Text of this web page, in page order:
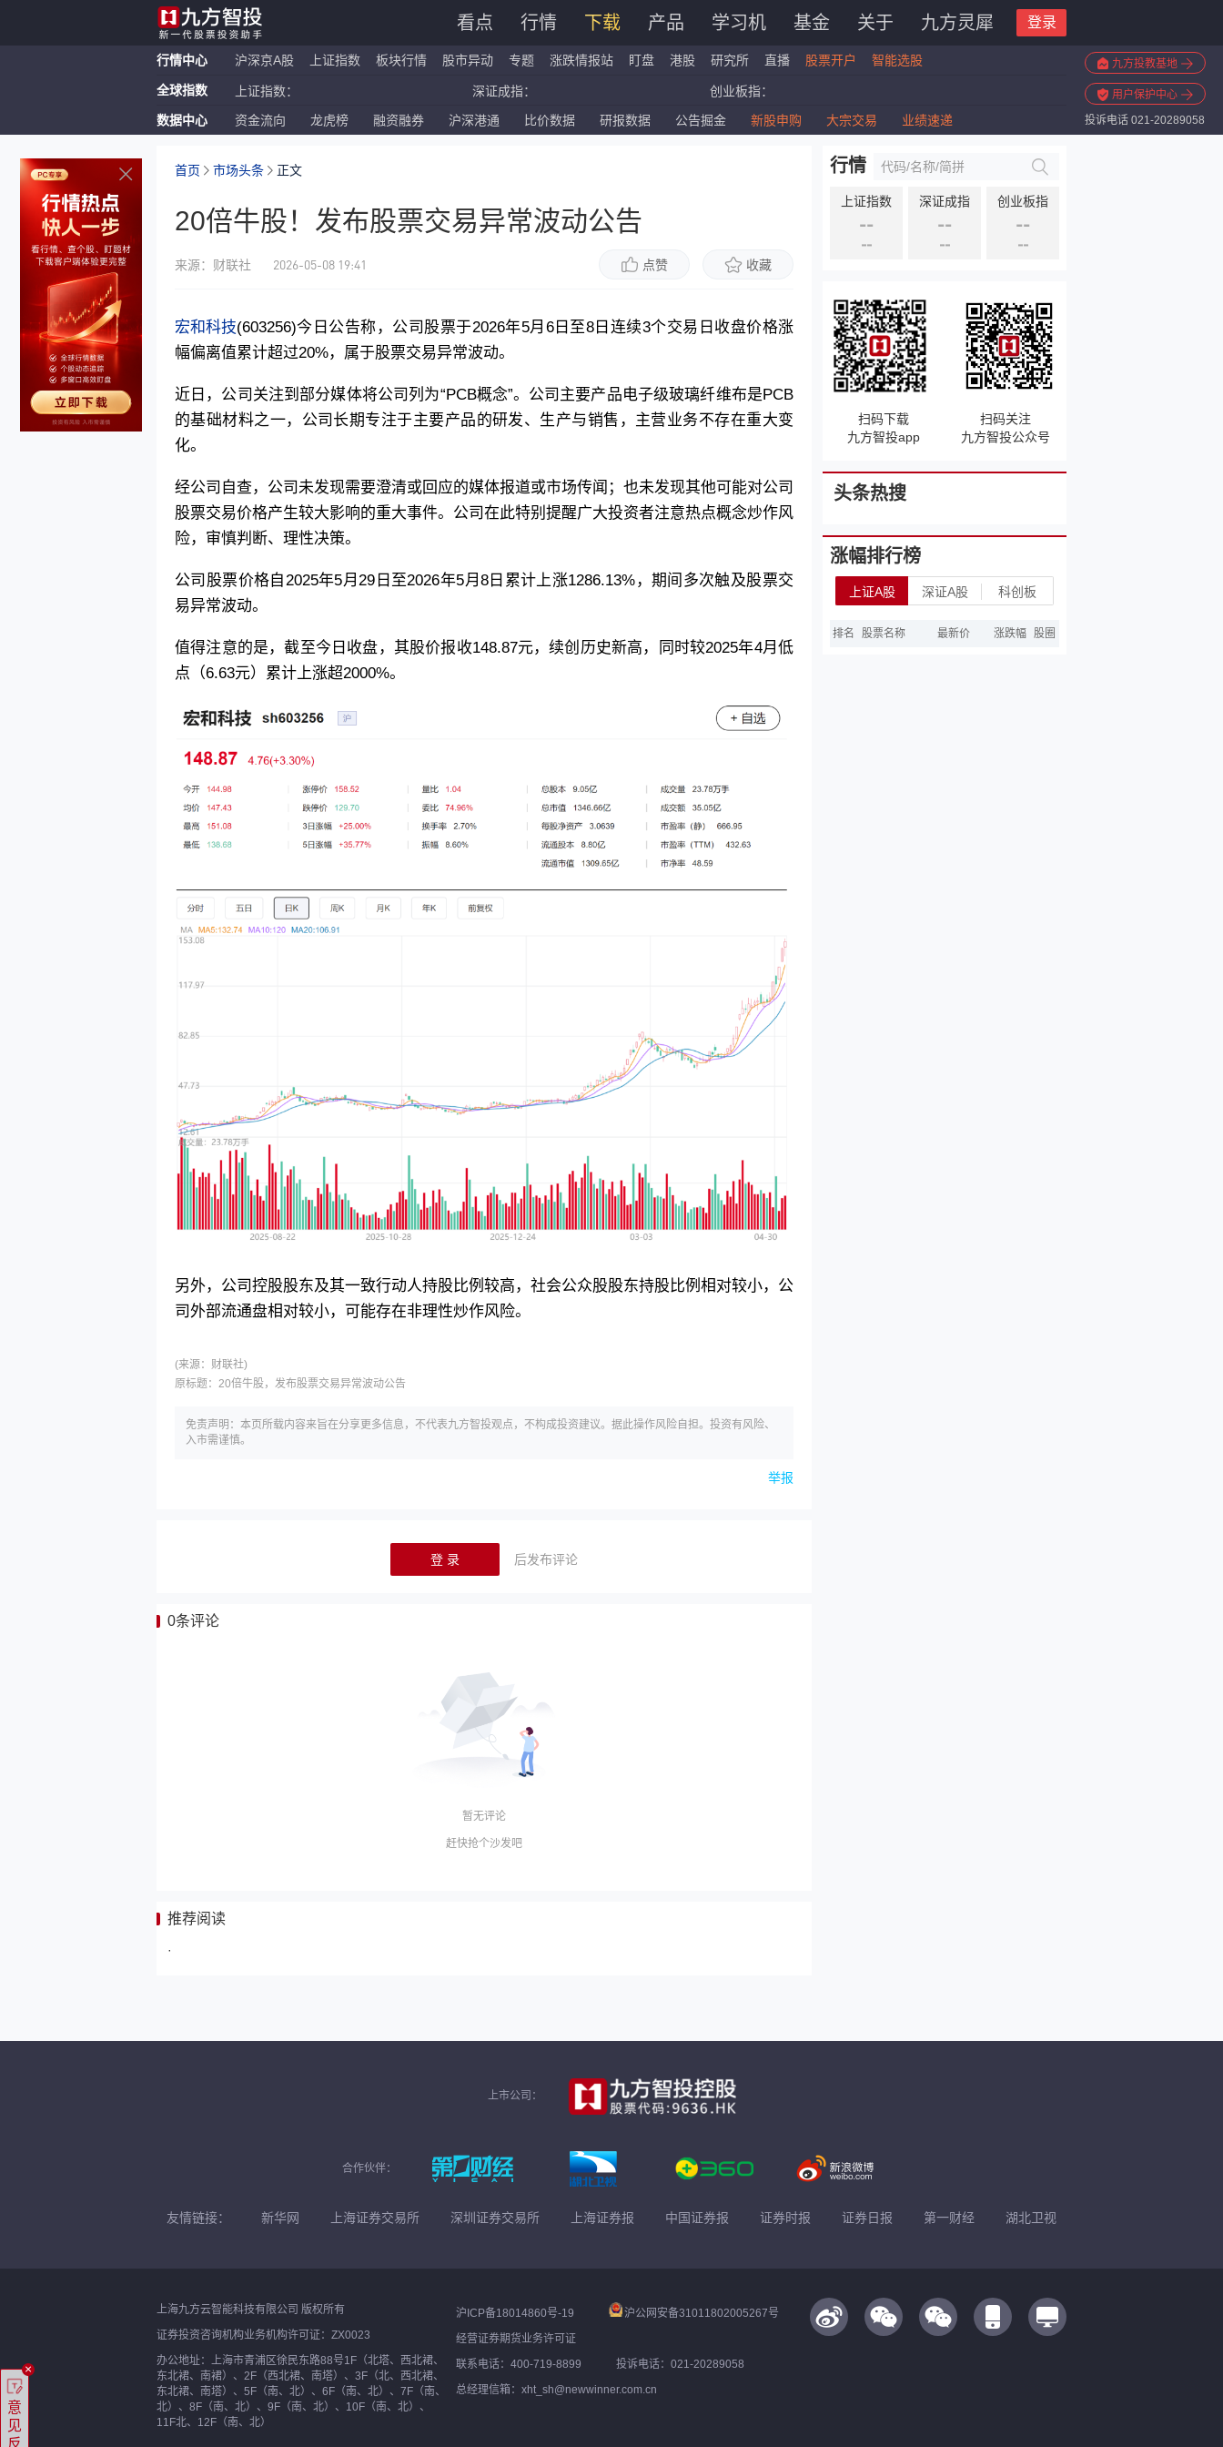
看点 行情 下载 产品 学习机 基金 关于 九方灵犀 登录
行情中心 沪深京A股 上证指数 板块行情 股市异动 专题 涨跌情报站 盯盘 港股 研究所 直播 股票开户 智能选股 九方投教基地
用户保护中心
投诉电话 021-20289058
全球指数 上证指数： 深证成指： 创业板指：
恒生指数： 国企指数： 红筹指数：
数据中心 资金流向 龙虎榜 融资融券 沪深港通 比价数据 研报数据 公告掘金 新股申购 大宗交易 业绩速递
首页 市场头条 正文
20倍牛股！发布股票交易异常波动公告
来源：财联社 2026-05-08 19:41 点赞 收藏
宏和科技(603256)今日公告称，公司股票于2026年5月6日至8日连续3个交易日收盘价格涨
幅偏离值累计超过20%，属于股票交易异常波动。
近日，公司关注到部分媒体将公司列为“ PCB概念”。公司主要产品电子级玻璃纤维布是PCB
的基础材料之一，公司长期专注于主要产品的研发、生产与销售，主营业务不存在重大变
化。
经公司自查，公司未发现需要澄清或回应的媒体报道或市场传闻；也未发现其他可能对公司
股票交易价格产生较大影响的重大事件。公司在此特别提醒广大投资者注意热点概念炒作风
险，审慎判断、理性决策。
公司股票价格自2025年5月29日至2026年5月8日累计上涨1286.13%，期间多次触及股票交
易异常波动。
值得注意的是，截至今日收盘，其股价报收148.87元，续创历史新高，同时较2025年4月低
点（6.63元）累计上涨超2000%。
另外，公司控股股东及其一致行动人持股比例较高，社会公众股股东持股比例相对较小，公
司外部流通盘相对较小，可能存在非理性炒作风险。
(来源： 财联社)
原标题： 20倍牛股，发布股票交易异常波动公告
免责声明：本页所载内容来旨在分享更多信息，不代表九方智投观点，不构成投资建议。据此操作风险自担。投资有风险、
入市需谨慎。
举报
登 录 后发布评论
0条评论
暂无评论
赶快抢个沙发吧
推荐阅读
·
行情
上证指数
--
--
深证成指
--
--
创业板指
--
--
扫码下载
九方智投app
扫码关注
九方智投公众号
头条热搜
涨幅排行榜
上证A股 深证A股 科创板
排名 股票名称 最新价 涨跌幅 股圈
上市公司：
合作伙伴：
友情链接： 新华网 上海证券交易所 深圳证券交易所 上海证券报 中国证券报 证券时报 证券日报 第一财经 湖北卫视
上海九方云智能科技有限公司 版权所有
证券投资咨询机构业务机构许可证：ZX0023
办公地址：上海市青浦区徐民东路88号1F（北塔、西北裙、
东北裙、南裙）、2F（西北裙、南塔）、3F（北、西北裙、
东北裙、南塔）、5F（南、北）、6F（南、北）、7F（南、
北）、8F（南、北）、9F（南、北）、10F（南、北）、
11F北、12F（南、北）
沪ICP备18014860号-19
沪公网安备31011802005267号
经营证券期货业务许可证
联系电话：400-719-8899
投诉电话：021-20289058
总经理信箱：xht_sh@newwinner.com.cn
×
意
见
反